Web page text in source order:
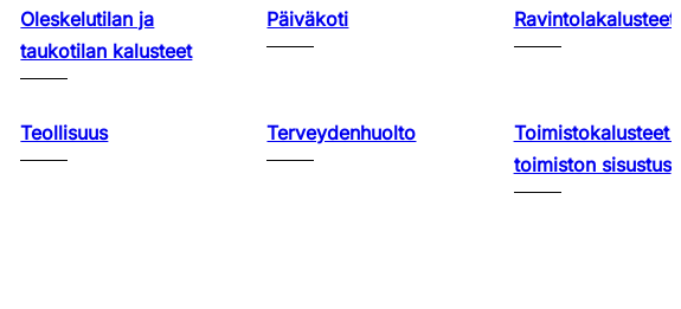
Oleskelutilan ja
taukotilan kalusteet
Päiväkoti Ravintolakalusteet
Teollisuus Terveydenhuolto
Toimistokalusteet
toimiston sisustus